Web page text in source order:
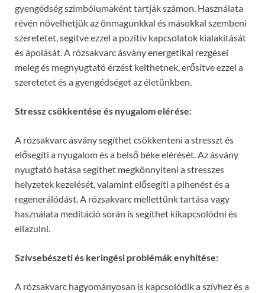
gyengédség szimbólumaként tartják számon. Használata
révén növelhetjük az önmagunkkal és másokkal szembeni
szeretetet, segítve ezzel a pozitív kapcsolatok kialakítását
és ápolását. A rózsakvarc ásvány energetikai rezgései
meleg és megnyugtató érzést kelthetnek, erősítve ezzel a
szeretetet és a gyengédséget az életünkben.
Stressz csökkentése és nyugalom elérése:
A rózsakvarc ásvány segíthet csökkenteni a stresszt és
elősegíti a nyugalom és a belső béke elérését. Az ásvány
nyugtató hatása segíthet megkönnyíteni a stresszes
helyzetek kezelését, valamint elősegíti a pihenést és a
regenerálódást. A rózsakvarc mellettünk tartása vagy
használata meditáció során is segíthet kikapcsolódni és
ellazulni.
Szívsebészeti és keringési problémák enyhítése:
A rózsakvarc hagyományosan is kapcsolódik a szívhez és a